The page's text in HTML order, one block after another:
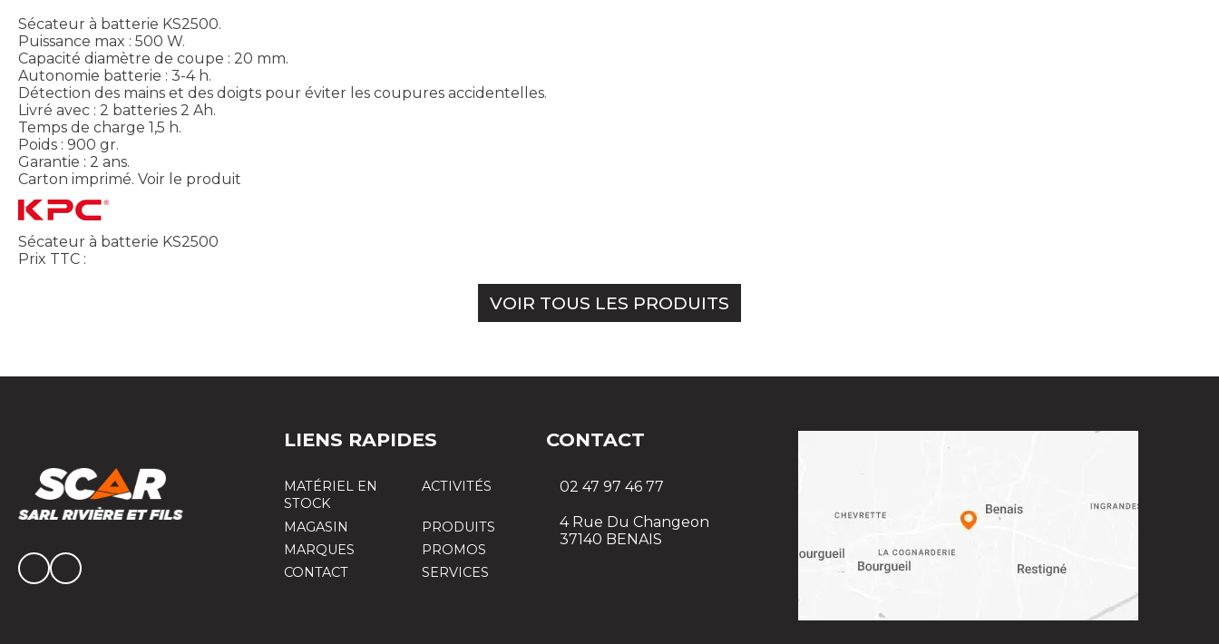
Sécateur à batterie KS2500.
Puissance max : 500 W.
Capacité diamètre de coupe : 20 mm.
Autonomie batterie : 3-4 h.
Détection des mains et des doigts pour éviter les coupures accidentelles.
Livré avec : 2 batteries 2 Ah.
Temps de charge 1,5 h.
Poids : 900 gr.
Garantie : 2 ans.
Carton imprimé. Voir le produit
Sécateur à batterie KS2500
Prix TTC :
VOIR TOUS LES PRODUITS
LIENS RAPIDES
MATÉRIEL EN
STOCK
ACTIVITÉS
MAGASIN
PRODUITS
MARQUES
PROMOS
CONTACT
SERVICES
CONTACT
02 47 97 46 77
4 Rue Du Changeon
37140 BENAIS